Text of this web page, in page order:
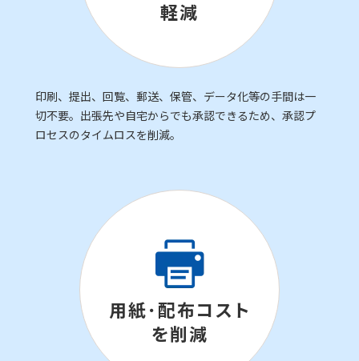
軽減
印刷、提出、回覧、郵送、保管、データ化等の手間は一
切不要。出張先や自宅からでも承認できるため、承認プ
ロセスのタイムロスを削減。
用紙･配布コスト
を削減